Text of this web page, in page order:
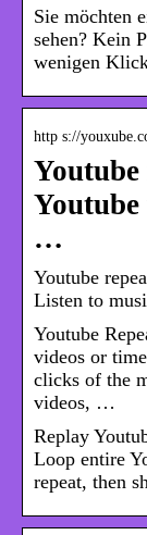
Sie möchten
sehen? Kein
wenigen
http s://
…
Youtube
Listen to
Youtube
videos or
clicks of the
videos, …
Replay
Loop entire
repeat, then